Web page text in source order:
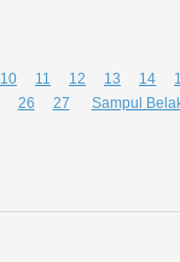
10 11 12 13 14
26 27 Sampul